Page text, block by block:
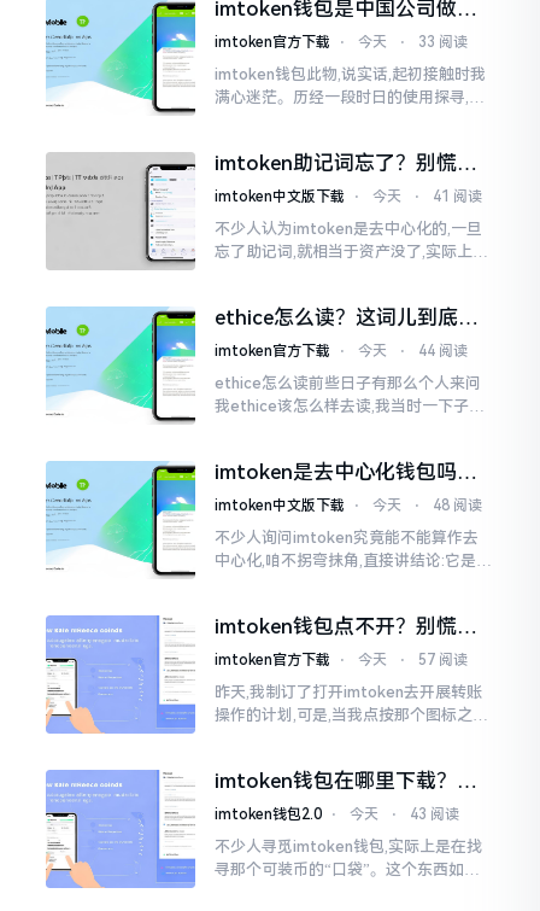
人攻击
imtoken钱包是中国公司做的
吗？一文说清楚
imtoken官方下载 ⋅ 今天 ⋅ 33 阅读
imtoken钱包此物,说实话,起初接触时我
满心迷茫。历经一段时日的使用探寻,我
李鹏
imtoken助记词忘了？别慌，
这招能救你
imtoken中文版下载 ⋅ 今天 ⋅ 41 阅读
不少人认为imtoken是去中心化的,一旦
忘了助记词,就相当于资产没了,实际上这
于网络连接状态
ethice怎么读？这词儿到底念
啥，别搞错了
imtoken官方下载 ⋅ 今天 ⋅ 44 阅读
ethice怎么读前些日子有那么个人来问
我ethice该怎么样去读,我当时一下子就
呢拼写方面却少了一个字母
imtoken是去中心化钱包吗？
看完这篇不踩坑
imtoken中文版下载 ⋅ 今天 ⋅ 48 阅读
不少人询问imtoken究竟能不能算作去
中心化,咱不拐弯抹角,直接讲结论:它是一
imtoken钱包点不开？别慌，
试试这几招
imtoken官方下载 ⋅ 今天 ⋅ 57 阅读
昨天,我制订了打开imtoken去开展转账
操作的计划,可是,当我点按那个图标之后,
imtoken钱包在哪里下载？老
手教你几招避坑
imtoken钱包2.0 ⋅ 今天 ⋅ 43 阅读
不少人寻觅imtoken钱包,实际上是在找
寻那个可装币的“口袋”。这个东西如今